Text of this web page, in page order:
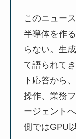
このニュー
半導体を作
らない。生
て語られて
ト応答から
操作、業務
ージェント
側ではGPU